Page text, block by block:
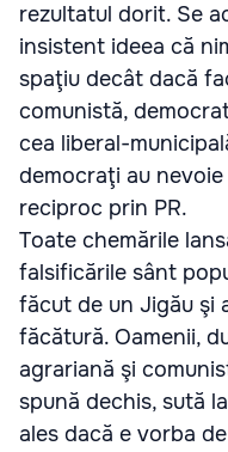
rezultatul dorit. Se
insistent ideea că
spaţiu decât dacă
comunistă,
cea liberal-
democraţi au
reciproc prin PR.
Toate chemările
falsificările sânt
făcut de un Jigău şi
făcătură. Oamenii,
agrariană şi
spună dechis, sută
ales dacă e vorba